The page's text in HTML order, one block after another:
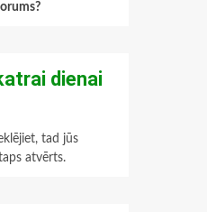
dienai
tad jūs
atvērts.